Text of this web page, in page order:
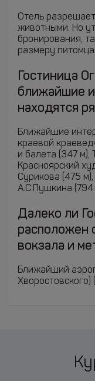
Отель
животными. Но
бронирования,
размеру питомца.
Гостиница
ближайшие
находятся
Ближайшие
краевой
и балета (347 м),
Красноярский
Сурикова (475
А.С.Пушкина (794
Далеко ли
расположен
вокзала и
Ближайший
Хворостовского)